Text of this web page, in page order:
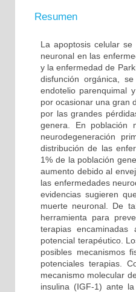
Resumen
La apoptosis celular
neuronal en las
y la enfermedad de
disfunción orgánica,
endotelio parenquimal
por ocasionar una gran
por las grandes
genera. En población
neurodegeneración
distribución de las
1% de la población
aumento debido al
las enfermedades
evidencias sugieren
muerte neuronal. De
herramienta para
terapias
potencial terapéutico.
posibles mecanismos
potenciales terapias.
mecanismo molecular
insulina (IGF-1) ante